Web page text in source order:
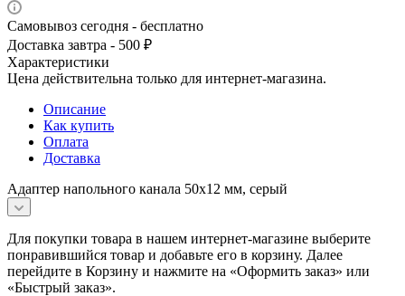
Самовывоз сегодня - бесплатно
Доставка завтра - 500 ₽
Характеристики
Цена действительна только для интернет-магазина.
Описание
Как купить
Оплата
Доставка
Адаптер напольного канала 50х12 мм, серый
Для покупки товара в нашем интернет-магазине выберите
понравившийся товар и добавьте его в корзину. Далее
перейдите в Корзину и нажмите на «Оформить заказ» или
«Быстрый заказ».